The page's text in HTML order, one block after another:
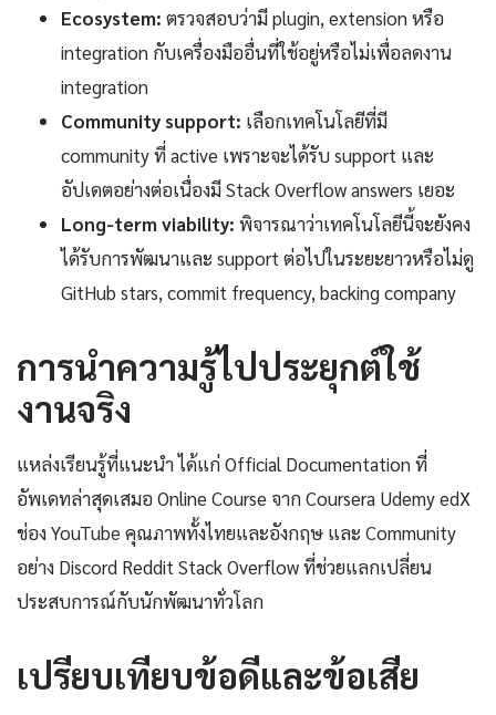
Ecosystem: ตรวจสอบว่ามี plugin, extension หรือ
integration กับเครื่องมืออื่นที่ใช้อยู่หรือไม่เพื่อลดงาน
integration
Community support: เลือกเทคโนโลยีที่มี
community ที่ active เพราะจะได้รับ support และ
อัปเดตอย่างต่อเนื่องมี Stack Overflow answers เยอะ
Long-term viability: พิจารณาว่าเทคโนโลยีนี้จะยังคง
ได้รับการพัฒนาและ support ต่อไปในระยะยาวหรือไม่ดู
GitHub stars, commit frequency, backing company
การนำความรู้ไปประยุกต์ใช้
งานจริง
แหล่งเรียนรู้ที่แนะนำ ได้แก่ Official Documentation ที่
อัพเดทล่าสุดเสมอ Online Course จาก Coursera Udemy edX
ช่อง YouTube คุณภาพทั้งไทยและอังกฤษ และ Community
อย่าง Discord Reddit Stack Overflow ที่ช่วยแลกเปลี่ยน
ประสบการณ์กับนักพัฒนาทั่วโลก
เปรียบเทียบข้อดีและข้อเสีย